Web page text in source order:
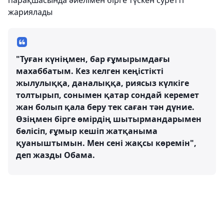
жариялады
"Туған күніңмен, бар ғұмырымдағы
махаббатым. Кез келген кеңістікті
жылулыққа, даналыққа, риясыз күлкіге
толтырып, сонымен қатар сондай керемет
жан болып қала беру тек саған тән дүние.
Өзіңмен бірге өмірдің шытырмандарымен
бөлісіп, ғұмыр кешіп жатқаныма
қуаныштымын. Мен сені жақсы көремін",
деп жазды Обама.